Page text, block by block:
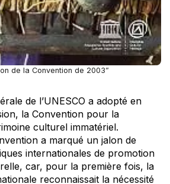
de la Convention de 2003”
de l’UNESCO a adopté en
la Convention pour la
culturel immatériel.
a marqué un jalon de
internationales de promotion
car, pour la première fois, la
reconnaissait la nécessité